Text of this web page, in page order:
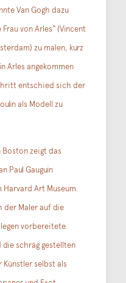
Van Gogh dazu
von Arles“ (Vincent
zu malen, kurz
Arles angekommen
entschied sich der
als Modell zu
Boston zeigt das
Paul Gauguin
Harvard Art Museum.
der Maler auf die
vorbereitete.
schräg gestellten
selbst als